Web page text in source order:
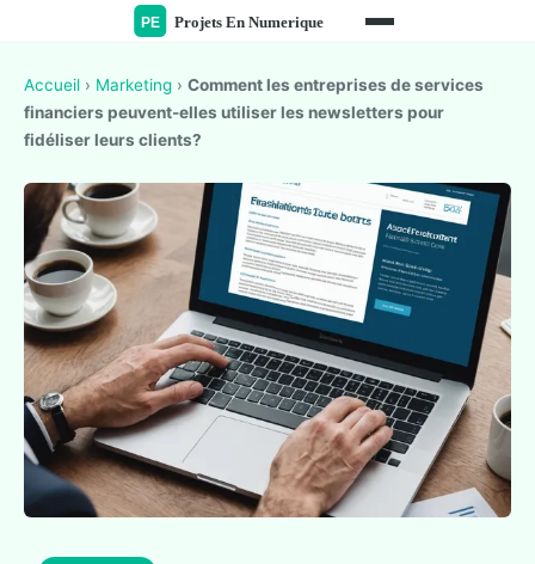
Accueil › Marketing › Comment les entreprises de services
financiers peuvent-elles utiliser les newsletters pour
fidéliser leurs clients?